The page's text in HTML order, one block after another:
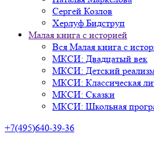
Сергей Козлов
Херлуф Бидструп
Малая книга с историей
Вся Малая книга с
МКСИ: Двадцатый век
МКСИ: Детский
МКСИ: Классическая
МКСИ: Сказки
МКСИ: Школьная
+7(495)640-39-36